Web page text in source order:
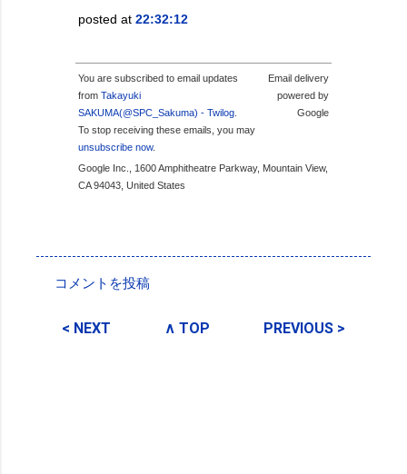
posted at 22:32:12
You are subscribed to email updates
from Takayuki
SAKUMA(@SPC_Sakuma) - Twilog
To stop receiving these emails, you may
unsubscribe now.
Email delivery
powered by
Google
Google Inc., 1600 Amphitheatre Parkway, Mountain View,
CA 94043, United States
メ
コメントを投稿
< NEXT ∧ TOP PREVIOUS >